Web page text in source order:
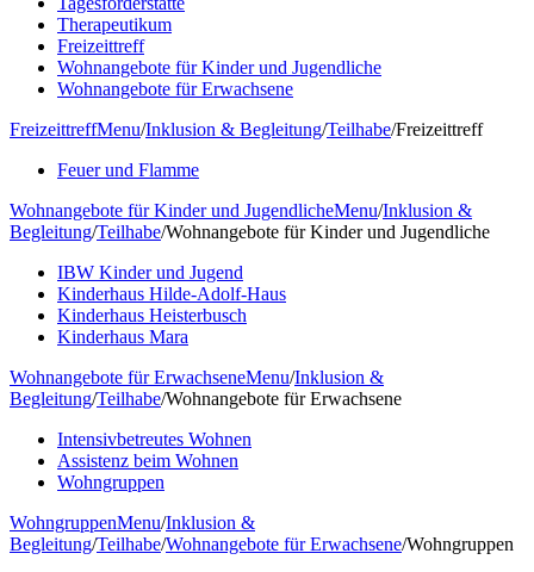
Therapeutikum
Freizeittreff
Wohnangebote für Kinder und Jugendliche
Wohnangebote für Erwachsene
FreizeittreffMenu/Inklusion & Begleitung/Teilhabe/Freizeittreff
Feuer und Flamme
Wohnangebote für Kinder und JugendlicheMenu/Inklusion &
Begleitung/Teilhabe/Wohnangebote für Kinder und Jugendliche
IBW Kinder und Jugend
Kinderhaus Hilde-Adolf-Haus
Kinderhaus Heisterbusch
Kinderhaus Mara
Wohnangebote für ErwachseneMenu/Inklusion &
Begleitung/Teilhabe/Wohnangebote für Erwachsene
Intensivbetreutes Wohnen
Assistenz beim Wohnen
Wohngruppen
WohngruppenMenu/Inklusion &
Begleitung/Teilhabe/Wohnangebote für Erwachsene/Wohngruppen